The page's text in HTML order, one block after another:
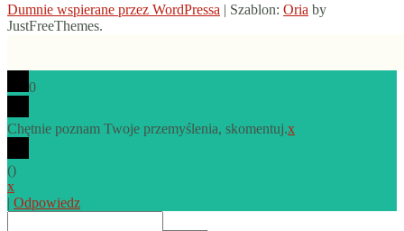
Dumnie wspierane przez WordPressa | Szablon: Oria by
JustFreeThemes.
0
Chętnie poznam Twoje przemyślenia, skomentuj.x
()
x
| Odpowiedz